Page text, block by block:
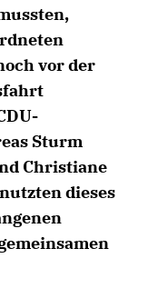
vor der
Sturm
Christiane
dieses